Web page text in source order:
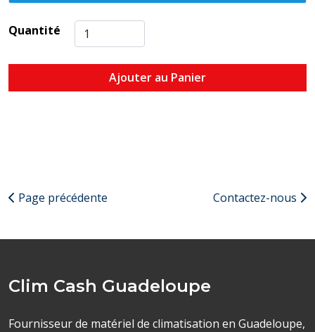
Quantité
Ajouter au Panier
Page précédente Contactez-nous
Clim Cash Guadeloupe
Fournisseur de matériel de climatisation en Guadeloupe,